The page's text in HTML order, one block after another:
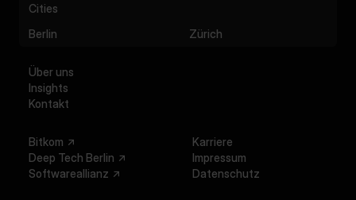
Cities
Berlin
Zürich
Über uns
Insights
Kontakt
Bitkom
Deep Tech Berlin
Softwareallianz
Karriere
Impressum
Datenschutz